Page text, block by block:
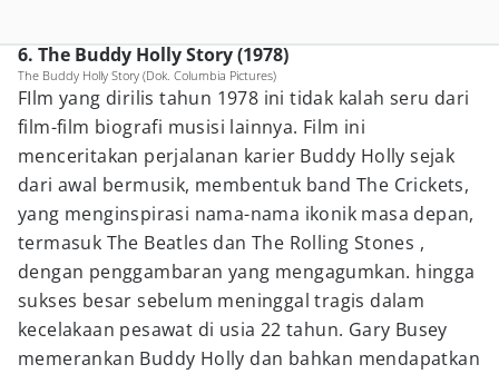
6. The Buddy Holly Story (1978)
The Buddy Holly Story (Dok. Columbia Pictures)
FIlm yang dirilis tahun 1978 ini tidak kalah seru dari
film-film biografi musisi lainnya. Film ini
menceritakan perjalanan karier Buddy Holly sejak
dari awal bermusik, membentuk band The Crickets,
yang menginspirasi nama-nama ikonik masa depan,
termasuk The Beatles dan The Rolling Stones ,
dengan penggambaran yang mengagumkan. hingga
sukses besar sebelum meninggal tragis dalam
kecelakaan pesawat di usia 22 tahun. Gary Busey
memerankan Buddy Holly dan bahkan mendapatkan